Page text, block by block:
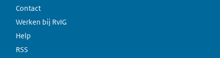
Contact
Werken bij RvIG
Help
RSS